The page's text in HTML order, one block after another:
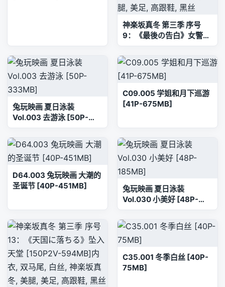
神楽坂真冬 第三季 序号
9：《最後の告白》女警&
搜查官 [150P2V-779MB]
内衣, 双马尾, 神楽坂真冬,
美腿, 美足, 高跟鞋, 黑丝
兔玩映画 夏日泳装
Vol.003 去游泳 [50P-
333MB]
C09.005 学姐和月下巡游
[41P-675MB]
D64.003 兔玩映画 大潮的
圣诞节 [40P-451MB]
兔玩映画 夏日泳装
Vol.030 小美好 [48P-
185MB]
C35.001 冬季白丝 [40P-
75MB]